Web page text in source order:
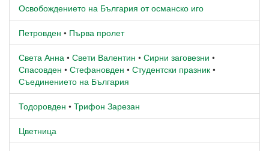
Освобождението на България от османско иго
Петровден • Първа пролет
Света Анна • Свети Валентин • Сирни заговезни •
Спасовден • Стефановден • Студентски празник •
Съединението на България
Тодоровден • Трифон Зарезан
Цветница